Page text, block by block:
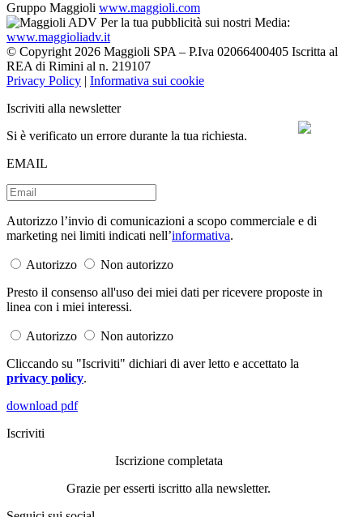
Gruppo Maggioli www.maggioli.com
Per la tua pubblicità sui nostri Media:
www.maggioliadv.it
© Copyright 2026 Maggioli SPA – P.Iva 02066400405 Iscritta al
REA di Rimini al n. 219107
Privacy Policy | Informativa sui cookie
Iscriviti alla newsletter
Si è verificato un errore durante la tua richiesta.
EMAIL
Autorizzo l’invio di comunicazioni a scopo commerciale e di
marketing nei limiti indicati nell’informativa.
Autorizzo
Non autorizzo
Presto il consenso all'uso dei miei dati per ricevere proposte in
linea con i miei interessi.
Autorizzo
Non autorizzo
Cliccando su "Iscriviti" dichiari di aver letto e accettato la
privacy policy.
download pdf
Iscriviti
Iscrizione completata
Grazie per esserti iscritto alla newsletter.